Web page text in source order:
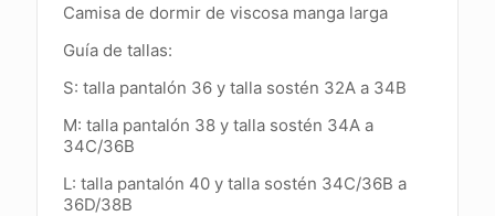
Camisa de dormir de viscosa manga larga
Guía de tallas:
S: talla pantalón 36 y talla sostén 32A a 34B
M: talla pantalón 38 y talla sostén 34A a
34C/36B
L: talla pantalón 40 y talla sostén 34C/36B a
36D/38B